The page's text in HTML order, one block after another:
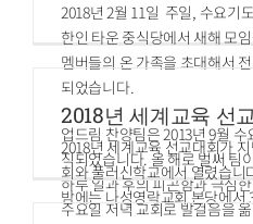
2018년 2월 11일 주일, 수요기
한인 타운 중식당에서 새해 모
멤버들의 온 가족을 초대해서
되었습니다.
업드림 찬양팀은 2013년 9월
직되었습니다. 올 해로 벌써 팀
하루 일과 후의 피곤함과 극심
수요일 저녁 교회로 발걸음을
2018년 세계교육 선
2018년 세계교육 선교대회가
회와 풀러신학교에서 열렸습
밤에는 나성영락교회 본당에서